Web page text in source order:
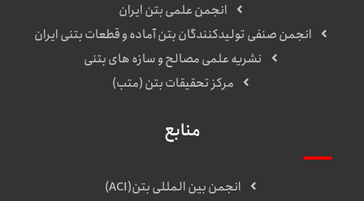
انجمن علمی بتن ایران
انجمن صنفی تولیدکنندگان بتن آماده و قطعات بتنی ایران
نشریه علمی مصالح و سازه های بتنی
مرکز تحقیقات بتن (متب)
منابع
انجمن بین المللی بتن(ACI)